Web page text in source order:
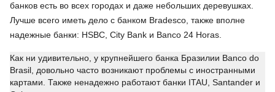
банков есть во всех городах и даже небольших деревушках.
Лучше всего иметь дело с банком Bradesco, также вполне
надежные банки: HSBC, City Bank и Banco 24 Horas.
Как ни удивительно, у крупнейшего банка Бразилии Banco do
Brasil, довольно часто возникают проблемы с иностранными
картами. Также ненадежно работают банки ITAU, Santander и